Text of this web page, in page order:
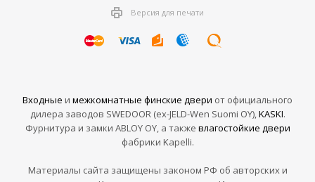
Версия для печати
Входные и межкомнатные финские двери от официального
дилера заводов SWEDOOR (ex-JELD-Wen Suomi OY),KASKI.
Фурнитура и замки ABLOY OY, а также влагостойкие двери
фабрики Kapelli.
Материалы сайта защищены законом РФ об авторских и